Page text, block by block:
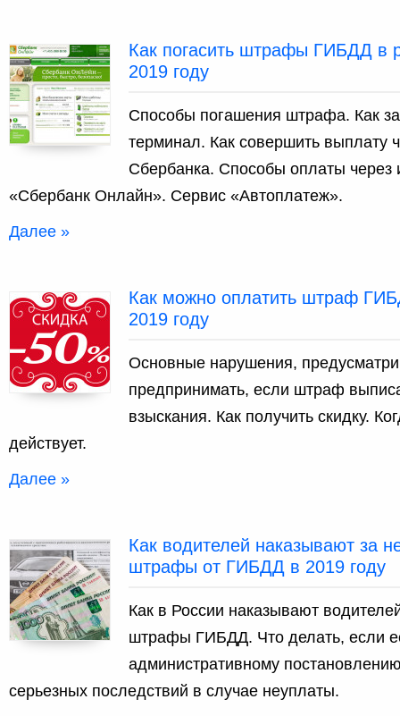
Как погасить штрафы ГИБДД в
2019 году
Способы погашения штрафа. Как
терминал. Как совершить выплату
Сбербанка. Способы оплаты через
«Сбербанк Онлайн». Сервис «Автоплатеж».
Далее »
Как можно оплатить штраф
2019 году
Основные нарушения,
предпринимать, если штраф
взыскания. Как получить скидку.
действует.
Далее »
Как водителей наказывают за
штрафы от ГИБДД в 2019 году
Как в России наказывают
штрафы ГИБДД. Что делать, если
административному
серьезных последствий в случае неуплаты.